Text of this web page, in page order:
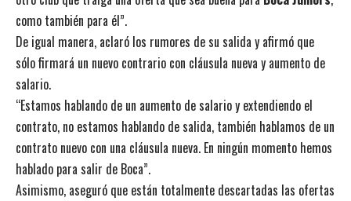
como también para él”.
De igual manera, aclaró los rumores de su salida y afirmó que
sólo firmará un nuevo contrario con cláusula nueva y aumento de
salario.
“Estamos hablando de un aumento de salario y extendiendo el
contrato, no estamos hablando de salida, también hablamos de un
contrato nuevo con una cláusula nueva. En ningún momento hemos
hablado para salir de Boca”.
Asimismo, aseguró que están totalmente descartadas las ofertas